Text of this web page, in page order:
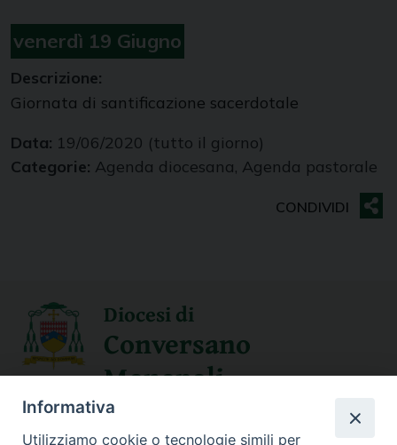
venerdì 19 Giugno
Descrizione:
Giornata di santificazione sacerdotale
Data: 19/06/2020 (tutto il giorno)
Categorie: Agenda diocesana, Agenda pastorale
Diocesi di
Conversano
Monopoli
SEGUICI SU
Informativa
Utilizziamo cookie o tecnologie simili per